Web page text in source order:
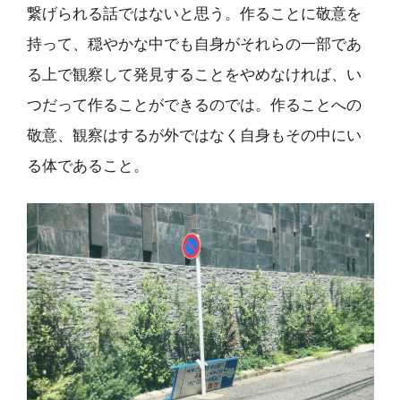
繋げられる話ではないと思う。作ることに敬意を
持って、穏やかな中でも自身がそれらの一部であ
る上で観察して発見することをやめなければ、い
つだって作ることができるのでは。作ることへの
敬意、観察はするが外ではなく自身もその中にい
る体であること。